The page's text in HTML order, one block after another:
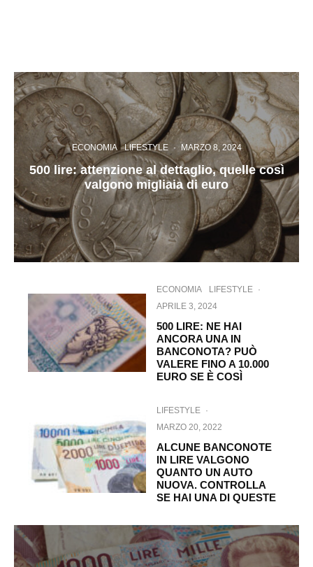
ECONOMIA LIFESTYLE · MARZO 8, 2024
500 lire: attenzione al dettaglio, quelle così
valgono migliaia di euro
ECONOMIA LIFESTYLE ·
APRILE 3, 2024
500 LIRE: NE HAI
ANCORA UNA IN
BANCONOTA? PUÒ
VALERE FINO A 10.000
EURO SE È COSÌ
LIFESTYLE ·
MARZO 20, 2022
ALCUNE BANCONOTE
IN LIRE VALGONO
QUANTO UN AUTO
NUOVA. CONTROLLA
SE HAI UNA DI QUESTE